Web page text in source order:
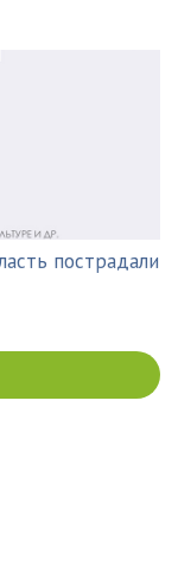
пострадали